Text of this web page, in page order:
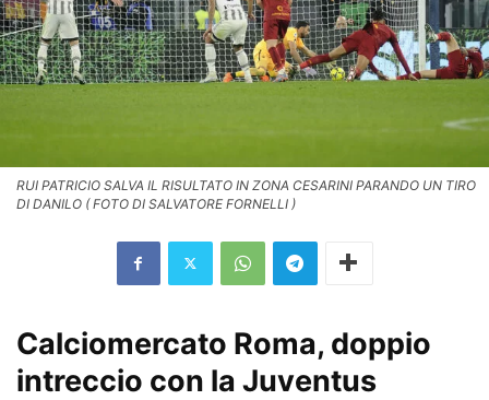
RUI PATRICIO SALVA IL RISULTATO IN ZONA CESARINI PARANDO UN TIRO
DI DANILO ( FOTO DI SALVATORE FORNELLI )
Calciomercato Roma, doppio
intreccio con la Juventus